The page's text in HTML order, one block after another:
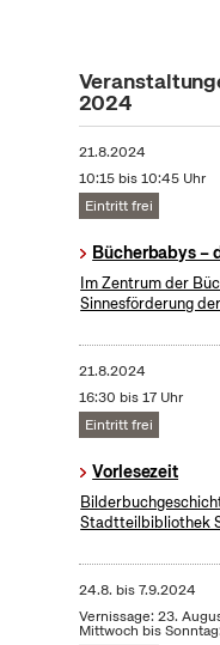
2024
21.8.2024
10:15 bis 10:45 Uhr
Eintritt frei
Bücherbabys –
Im Zentrum der
Sinnesförderung
21.8.2024
16:30 bis 17 Uhr
Eintritt frei
Vorlesezeit
Stadtteilbibliothek
24.8. bis7.9.2024
Vernissage: 23.
Mittwoch bis